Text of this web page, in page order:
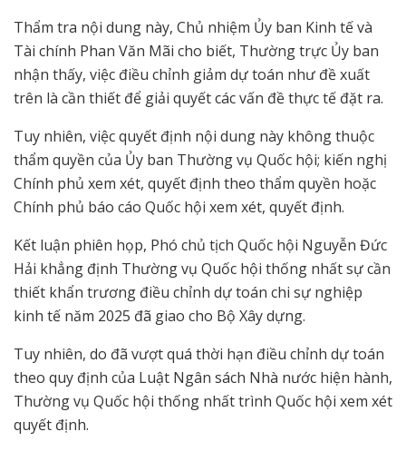
Thẩm tra nội dung này, Chủ nhiệm Ủy ban Kinh tế và
Tài chính Phan Văn Mãi cho biết, Thường trực Ủy ban
nhận thấy, việc điều chỉnh giảm dự toán như đề xuất
trên là cần thiết để giải quyết các vấn đề thực tế đặt ra.
Tuy nhiên, việc quyết định nội dung này không thuộc
thẩm quyền của Ủy ban Thường vụ Quốc hội; kiến nghị
Chính phủ xem xét, quyết định theo thẩm quyền hoặc
Chính phủ báo cáo Quốc hội xem xét, quyết định.
Kết luận phiên họp, Phó chủ tịch Quốc hội Nguyễn Đức
Hải khẳng định Thường vụ Quốc hội thống nhất sự cần
thiết khẩn trương điều chỉnh dự toán chi sự nghiệp
kinh tế năm 2025 đã giao cho Bộ Xây dựng.
Tuy nhiên, do đã vượt quá thời hạn điều chỉnh dự toán
theo quy định của Luật Ngân sách Nhà nước hiện hành,
Thường vụ Quốc hội thống nhất trình Quốc hội xem xét
quyết định.